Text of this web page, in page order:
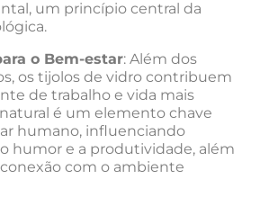
um princípio central da
o Bem-estar: Além dos
os tijolos de vidro contribuem
de trabalho e vida mais
é um elemento chave
humano, influenciando
humor e a produtividade, além
com o ambiente